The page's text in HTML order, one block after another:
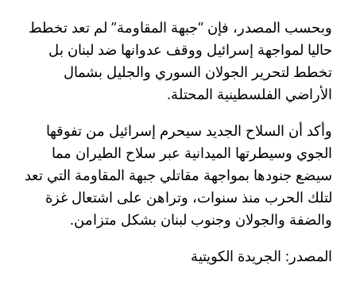
وبحسب المصدر، فإن “جبهة المقاومة” لم تعد تخطط
حاليا لمواجهة إسرائيل ووقف عدوانها ضد لبنان بل
تخطط لتحرير الجولان السوري والجليل بشمال
الأراضي الفلسطينية المحتلة.
وأكد أن السلاح الجديد سيحرم إسرائيل من تفوقها
الجوي وسيطرتها الميدانية عبر سلاح الطيران مما
سيضع جنودها بمواجهة مقاتلي جبهة المقاومة التي تعد
لتلك الحرب منذ سنوات، وتراهن على اشتعال غزة
والضفة والجولان وجنوب لبنان بشكل متزامن.
المصدر: الجريدة الكويتية